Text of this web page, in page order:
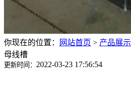
你现在的位置： 网站首页 > 产品展示
母线槽
更新时间： 2022-03-23 17:56:54